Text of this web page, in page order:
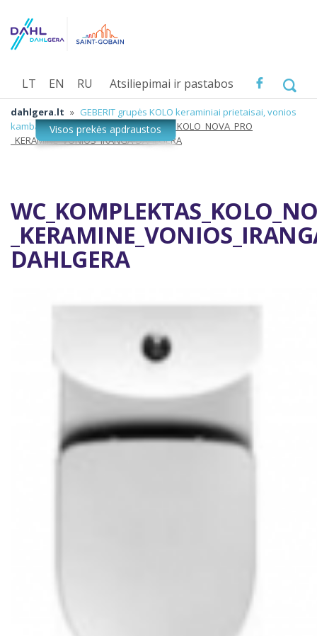
Atsiliepimai ir pastabos
LT EN RU
dahlgera.lt » GEBERIT grupės KOLO keraminiai prietaisai, vonios
kambario įranga » WC_KOMPLEKTAS_KOLO_NOVA_PRO
_KERAMINE_VONIOS_IRANGA-DAHLGERA
DAHLGERA